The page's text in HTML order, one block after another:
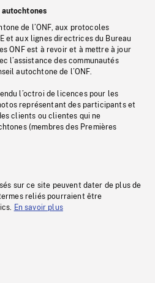
de l’ONF, aux protocoles
et aux lignes directrices du Bureau
ONF est à revoir et à mettre à jour
l’assistance des communautés
autochtone de l’ONF.
l’octroi de licences pour les
représentant des participants et
clients ou clientes qui ne
(membres des Premières
sur ce site peuvent dater de plus de
reliés pourraient être
En savoir plus